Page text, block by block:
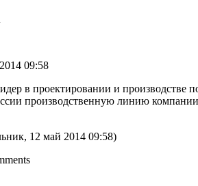
09:58
в проектировании и производстве
производственную линию
12 май 2014 09:58)